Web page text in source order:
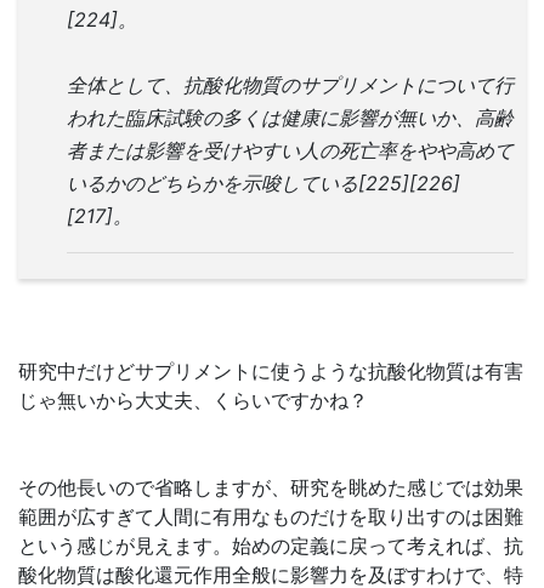
[224]。
全体として、抗酸化物質のサプリメントについて行
われた臨床試験の多くは健康に影響が無いか、高齢
者または影響を受けやすい人の死亡率をやや高めて
いるかのどちらかを示唆している[225][226]
[217]。
研究中だけどサプリメントに使うような抗酸化物質は有害
じゃ無いから大丈夫、くらいですかね？
その他長いので省略しますが、研究を眺めた感じでは効果
範囲が広すぎて人間に有用なものだけを取り出すのは困難
という感じが見えます。始めの定義に戻って考えれば、抗
酸化物質は酸化還元作用全般に影響力を及ぼすわけで、特